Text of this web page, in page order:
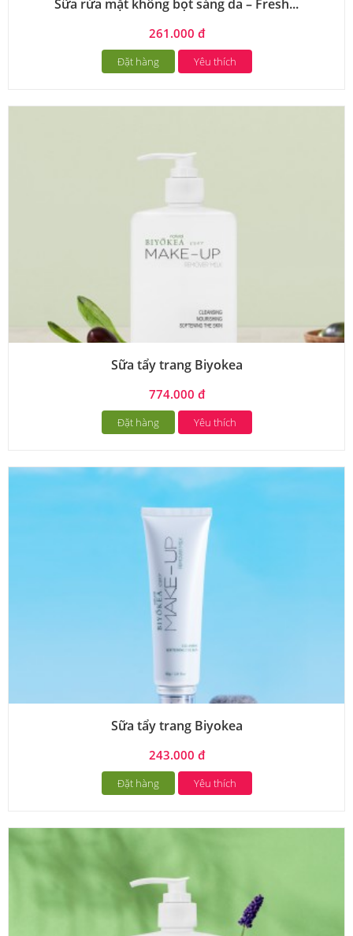
Sữa rửa mặt không bọt sáng da – Fresh...
261.000 đ
Đặt hàng Yêu thích
Sữa tẩy trang Biyokea
774.000 đ
Đặt hàng Yêu thích
Sữa tẩy trang Biyokea
243.000 đ
Đặt hàng Yêu thích